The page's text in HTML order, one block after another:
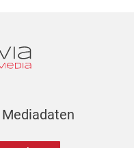
Mediadaten